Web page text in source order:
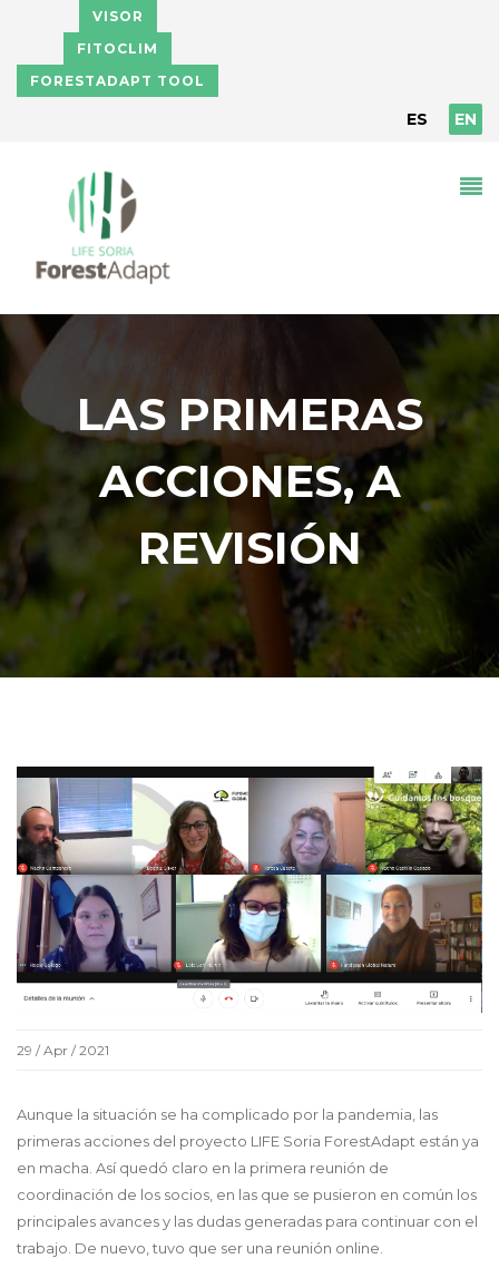
Skip to main content
VISOR
FITOCLIM
FORESTADAPT TOOL
ES EN
LAS PRIMERAS
ACCIONES, A
REVISIÓN
29 / Apr / 2021
Aunque la situación se ha complicado por la pandemia, las
primeras acciones del proyecto LIFE Soria ForestAdapt están ya
en macha. Así quedó claro en la primera reunión de
coordinación de los socios, en las que se pusieron en común los
principales avances y las dudas generadas para continuar con el
trabajo. De nuevo, tuvo que ser una reunión online.